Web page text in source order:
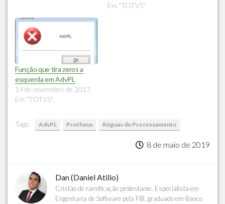
Em "TOTVS"
Função que tira zeros a
esquerda em AdvPL
14 de novembro de 2017
Em "TOTVS"
Tags: AdvPL Protheus Réguas de Processamento
8 de maio de 2019
Dan (Daniel Atilio)
Cristão de ramificação protestante. Especialista em
Engenharia de Software pela FIB, graduado em Banco